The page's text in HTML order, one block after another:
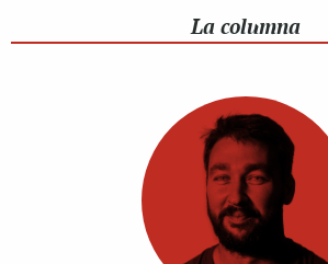
La columna